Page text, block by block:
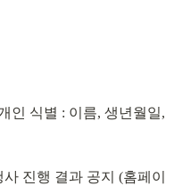
인 식별 : 이름, 생년월일,
진행 결과 공지 (홈페이